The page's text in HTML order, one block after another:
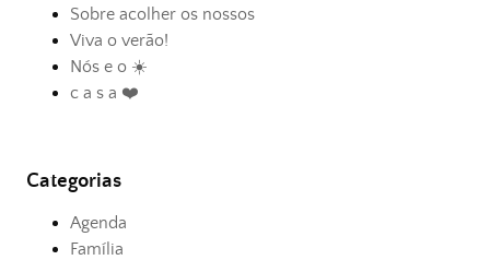
Sobre acolher os nossos
Viva o verão!
Nós e o ☀️
c a s a ❤️
Categorias
Agenda
Família